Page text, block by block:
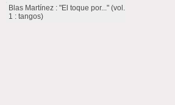
Blas Martínez : "El toque por..." (vol.
1 : tangos)